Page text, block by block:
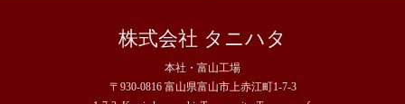
株式会社 タニハタ
本社・富山工場
〒930-0816 富山県富山市上赤江町1-7-3